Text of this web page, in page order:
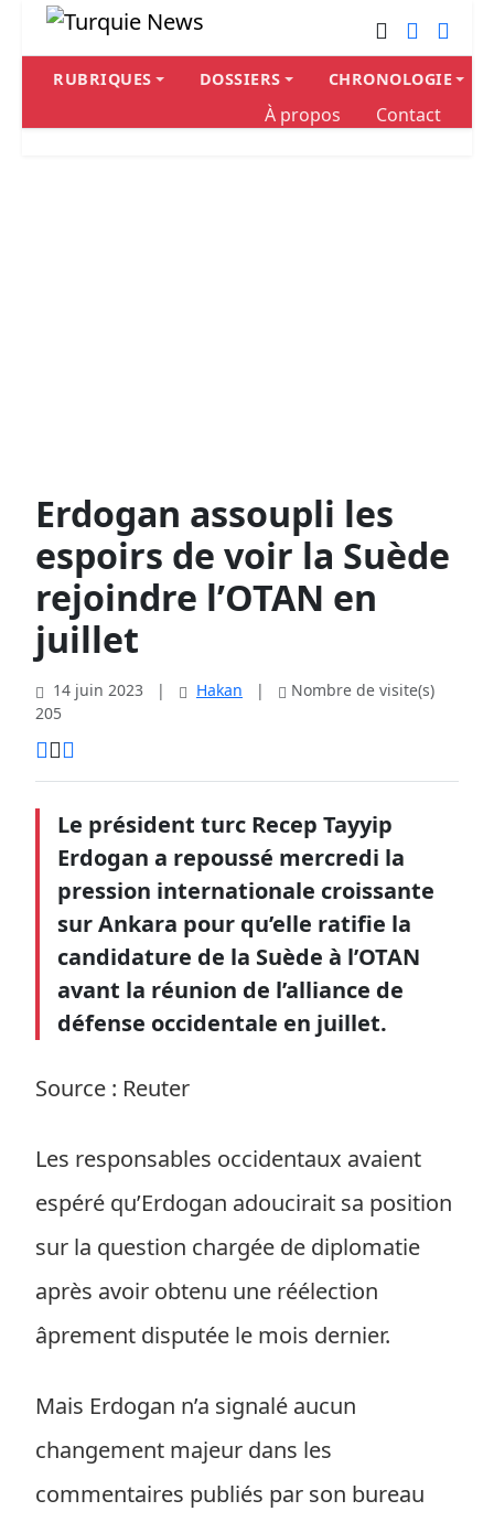
RUBRIQUES DOSSIERS CHRONOLOGIE
À propos Contact
Erdogan assoupli les
espoirs de voir la Suède
rejoindre l’OTAN en
juillet
14 juin 2023 | Hakan |
Nombre de visite(s)
205
Le président turc Recep Tayyip
Erdogan a repoussé mercredi la
pression internationale croissante
sur Ankara pour qu’elle ratifie la
candidature de la Suède à l’OTAN
avant la réunion de l’alliance de
défense occidentale en juillet.
Source : Reuter
Les responsables occidentaux avaient
espéré qu’Erdogan adoucirait sa position
sur la question chargée de diplomatie
après avoir obtenu une réélection
âprement disputée le mois dernier.
Mais Erdogan n’a signalé aucun
changement majeur dans les
commentaires publiés par son bureau